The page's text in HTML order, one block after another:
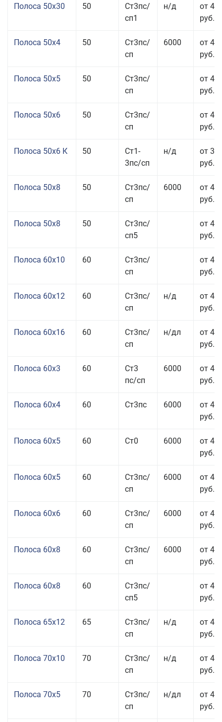
Полоса 50x30 50
Ст3пс/
сп1
н/д
от 44
руб.
Полоса 50x4 50
Ст3пс/
сп
6000
от 45
руб.
Полоса 50x5 50
Ст3пс/
сп
от 43
руб.
Полоса 50x6 50
Ст3пс/
сп
от 43
руб.
Полоса 50x6 К 50
Ст1-
3пс/сп
н/д
от 35
руб.
Полоса 50x8 50
Ст3пс/
сп
6000
от 43
руб.
Полоса 50x8 50
Ст3пс/
сп5
от 43
руб.
Полоса 60x10 60
Ст3пс/
сп
от 42
руб.
Полоса 60x12 60
Ст3пс/
сп
н/д
от 46
руб.
Полоса 60x16 60
Ст3пс/
сп
н/дл
от 48
руб.
Полоса 60x3 60
Ст3
пс/сп
6000
от 46
руб.
Полоса 60x4 60 Ст3пс 6000
от 45
руб.
Полоса 60x5 60 Ст0 6000
от 43
руб.
Полоса 60x5 60
Ст3пс/
сп
6000
от 43
руб.
Полоса 60x6 60
Ст3пс/
сп
6000
от 42
руб.
Полоса 60x8 60
Ст3пс/
сп
6000
от 42
руб.
Полоса 60x8 60
Ст3пс/
сп5
от 42
руб.
Полоса 65x12 65
Ст3пс/
сп
н/д
от 42
руб.
Полоса 70x10 70
Ст3пс/
сп
н/д
от 42
руб.
Полоса 70x5 70
Ст3пс/
сп
н/дл
от 43
руб.